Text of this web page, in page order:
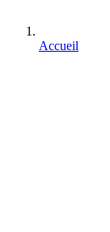
Accueil